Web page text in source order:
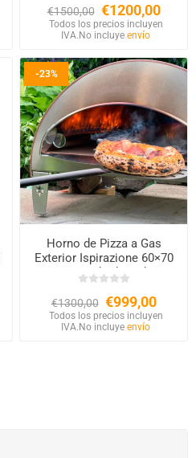
€1500,00 €1200,00
Todos los precios incluyen
IVA. No incluyeenvío
-23%
Horno de Pizza a Gas
Exterior Ispirazione 60×70
cm – Acabado Cobre
€1300,00 €999,00
Todos los precios incluyen
IVA. No incluyeenvío